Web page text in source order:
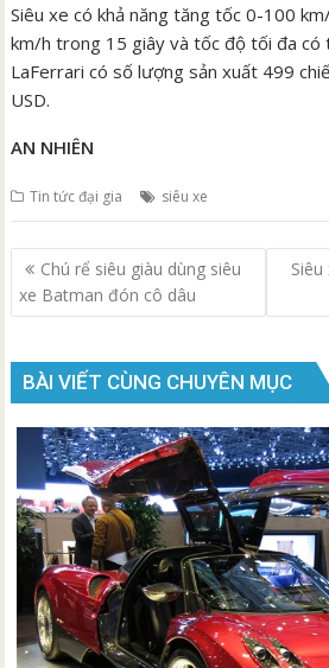
Siêu xe có khả năng tăng tốc 0-100
km/h trong 15 giây và tốc độ tối đa có
LaFerrari có số lượng sản xuất 499
USD.
AN NHIÊN
Tin tức đại gia siêu xe
Điều
hướng
bài
viết
Chú rể siêu giàu dùng siêu
xe Batman đón cô dâu
BÀI VIẾT CÙNG CHUYÊN MỤC